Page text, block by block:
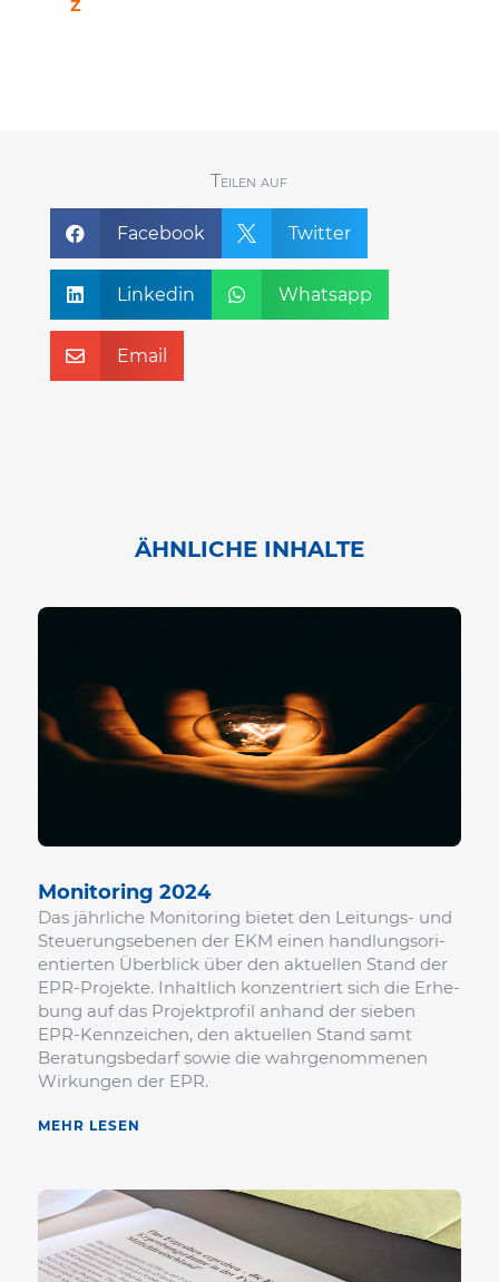
Z
Teilen auf
 Facebook  Twitter
 Linkedin  Whatsapp
 Email
ÄHNLICHE INHALTE
Moni­to­ring 2024
Das jähr­liche Moni­to­ring bietet den Leitungs- und
Steue­rungs­ebenen der EKM einen hand­lungs­ori­
en­tierten Über­blick über den aktu­ellen Stand der
EPR-Projekte. Inhalt­lich konzen­triert sich die Erhe­
bung auf das Projekt­profil anhand der sieben
EPR-Kenn­zei­chen, den aktu­ellen Stand samt
Bera­tungs­be­darf sowie die wahr­ge­nom­menen
Wirkungen der EPR.
MEHR LESEN